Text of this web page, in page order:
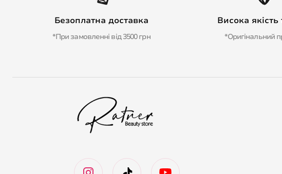
Безоплатна доставка
*При замовленні від 3500 грн
Висока якість
*Оригінальний